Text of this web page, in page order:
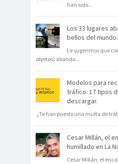
han sido...
Los 33 lugares
bellos del mundo.
Le sugerimos que
objetos) abando...
Modelos para
tráfico. 17 tipos
descargar.
¿Te han puesto una multa de
Cesar Millán, el
humillado en La
Cesar Millán, el